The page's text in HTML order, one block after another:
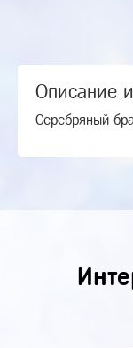
Описание
Серебряный